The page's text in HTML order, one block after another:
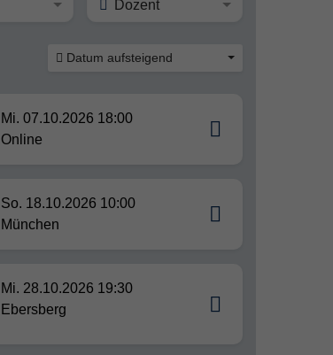
Dozent
Datum aufsteigend
Mi. 07.10.2026 18:00
Online
So. 18.10.2026 10:00
München
Mi. 28.10.2026 19:30
Ebersberg